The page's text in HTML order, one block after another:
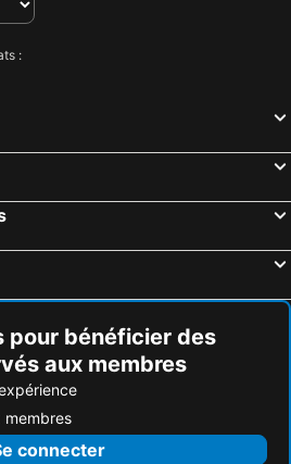
:
pour bénéficier des
aux membres
membres
connecter